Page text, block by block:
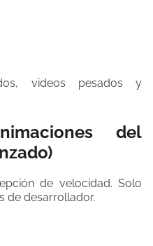
videos pesados y
del
de velocidad. Solo
de desarrollador.